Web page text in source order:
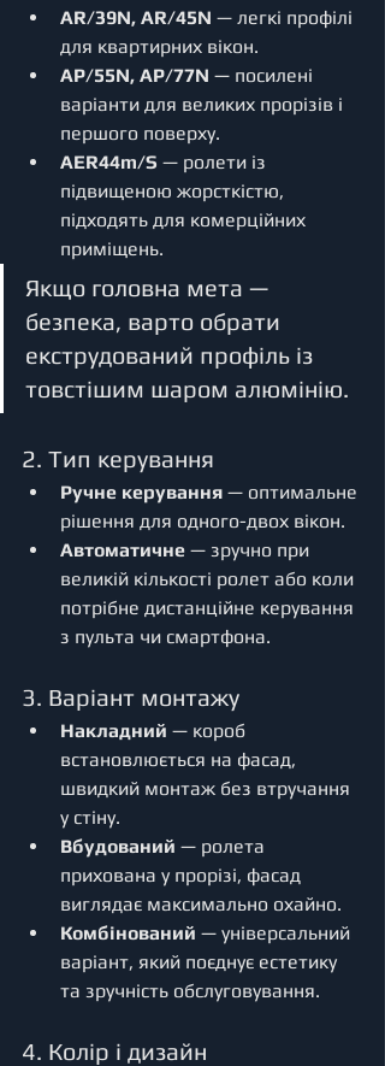
AR/39N, AR/45N — легкі профілі
для квартирних вікон.
AP/55N, AP/77N — посилені
варіанти для великих прорізів і
першого поверху.
AER44m/S — ролети із
підвищеною жорсткістю,
підходять для комерційних
приміщень.
Якщо головна мета —
безпека, варто обрати
екструдований профіль із
товстішим шаром алюмінію.
2. Тип керування
Ручне керування — оптимальне
рішення для одного-двох вікон.
Автоматичне — зручно при
великій кількості ролет або коли
потрібне дистанційне керування
з пульта чи смартфона.
3. Варіант монтажу
Накладний — короб
встановлюється на фасад,
швидкий монтаж без втручання
у стіну.
Вбудований — ролета
прихована у прорізі, фасад
виглядає максимально охайно.
Комбінований — універсальний
варіант, який поєднує естетику
та зручність обслуговування.
4. Колір і дизайн